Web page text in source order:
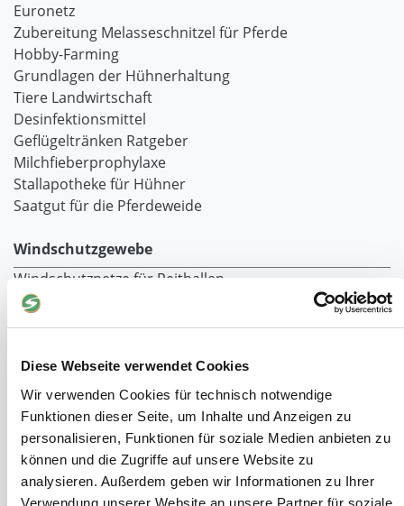
Diese Webseite verwendet Cookies
Wir verwenden Cookies für technisch notwendige
Funktionen dieser Seite, um Inhalte und Anzeigen zu
personalisieren, Funktionen für soziale Medien anbieten zu
können und die Zugriffe auf unsere Website zu
analysieren. Außerdem geben wir Informationen zu Ihrer
Verwendung unserer Website an unsere Partner für soziale
Euronetz
Zubereitung Melasseschnitzel für Pferde
Hobby-Farming
Grundlagen der Hühnerhaltung
Tiere Landwirtschaft
Desinfektionsmittel
Geflügeltränken Ratgeber
Milchfieberprophylaxe
Stallapotheke für Hühner
Saatgut für die Pferdeweide
Windschutzgewebe
Windschutznetze für Reithallen
Galerie Windschutznetze
Lubratec Tore
Lubratec Fronten
Planenvorhang
Windschutznetz mit Ösen
Windschutznetz mit Keder
PVC Lamellen für Pferdeställe
Windschutznetz Meterware